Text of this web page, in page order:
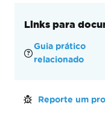
Links para
Guia prático
relacionado
Reporte um